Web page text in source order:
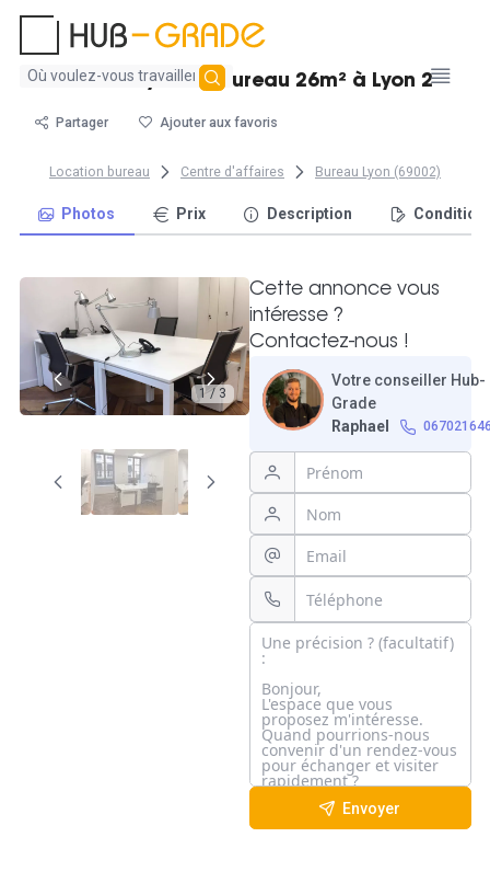
Aucun
trouvé
Le 57 Citywork - Bureau 26m² à Lyon 2
Partager Ajouter aux favoris
Location bureau Centre d'affaires Bureau Lyon (69002)
Photos Prix Description
1 / 3
Cette annonce vous
intéresse ?
Contactez-nous !
Votre conseiller Hub-
Grade
Raphael
Envoyer